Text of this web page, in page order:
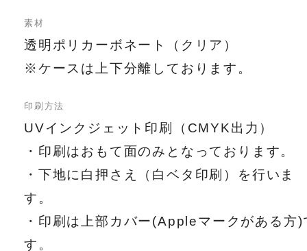
素材
透明ポリカーボネート（クリア）
※ケースは上下分離しております。
印刷方法
UVインクジェット印刷（CMYK出力）
・印刷はおもて面のみとなっております。
・下地に白押さえ（白ベタ印刷）を行いま
す。
・印刷は上部カバー(Appleマークがある方)
す。